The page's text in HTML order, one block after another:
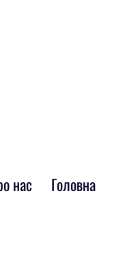
Головна
нас